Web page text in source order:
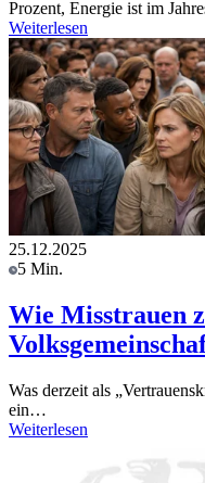
Prozent, Energie ist im
Weiterlesen
25.12.2025
5 Min.
Wie Misstrauen
Was derzeit als
ein…
Weiterlesen